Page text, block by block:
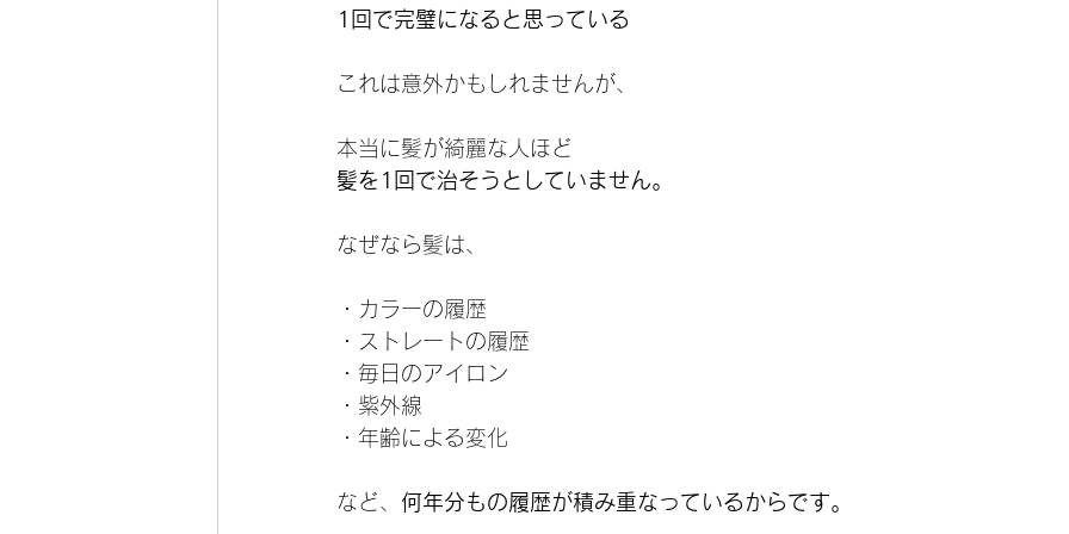
1回で完璧になると思っている
これは意外かもしれませんが、
本当に髪が綺麗な人ほど
髪を1回で治そうとしていません。
なぜなら髪は、
・カラーの履歴
・ストレートの履歴
・毎日のアイロン
・紫外線
・年齢による変化
など、 何年分もの履歴が積み重なっているからです。